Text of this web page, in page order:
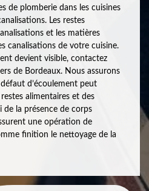
de plomberie dans les cuisines
Les restes
et les matières
canalisations de votre cuisine.
devient visible, contactez
de Bordeaux. Nous assurons
d’écoulement peut
alimentaires et des
de la présence de corps
une opération de
finition le nettoyage de la